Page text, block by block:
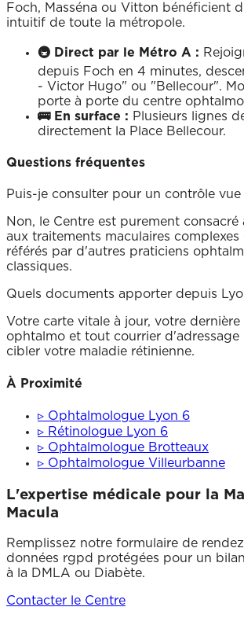
Foch, Masséna ou Vitton bénéficient
intuitif de toute la métropole.
🚇 Direct par le Métro A :
depuis Foch en 4 minutes,
- Victor Hugo" ou "Bellecour".
porte à porte du centre
🚌 En surface : Plusieurs lignes
directement la Place Bellecour.
Questions fréquentes
Puis-je consulter pour un contrôle
Non, le Centre est purement
aux traitements maculaires
référés par d'autres praticiens
classiques.
Quels documents apporter depuis
Votre carte vitale à jour, votre
ophtalmo et tout courrier d'adressage
cibler votre maladie rétinienne.
À Proximité
▹ Ophtalmologue Lyon 6
▹ Rétinologue Lyon 6
▹ Ophtalmologue Brotteaux
▹ Ophtalmologue Villeurbanne
L'expertise médicale pour la
Macula
Remplissez notre formulaire de
données rgpd protégées pour un
à la DMLA ou Diabète.
Contacter le Centre